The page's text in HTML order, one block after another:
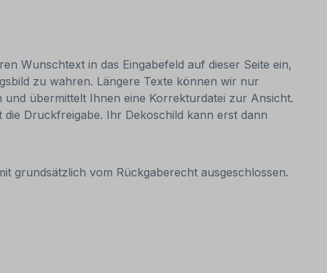
Wunschtext in das Eingabefeld auf dieser Seite ein,
zu wahren. Längere Texte können wir nur
übermittelt Ihnen eine Korrekturdatei zur Ansicht.
Druckfreigabe. Ihr Dekoschild kann erst dann
grundsätzlich vom Rückgaberecht ausgeschlossen.